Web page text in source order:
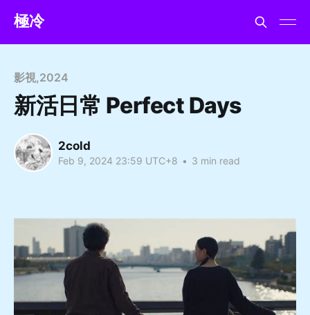
極冷
影視,2024
新活日常 Perfect Days
2cold
Feb 9, 2024 23:59 UTC+8 • 3 min read